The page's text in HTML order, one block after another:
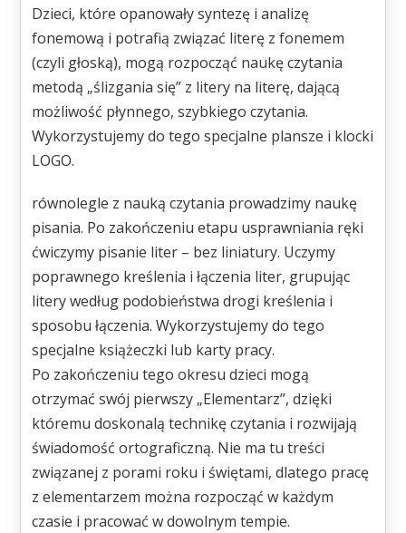
Dzieci, które opanowały syntezę i analizę
fonemową i potrafią związać literę z fonemem
(czyli głoską), mogą rozpocząć naukę czytania
metodą „ślizgania się” z litery na literę, dającą
możliwość płynnego, szybkiego czytania.
Wykorzystujemy do tego specjalne plansze i klocki
LOGO.
równolegle z nauką czytania prowadzimy naukę
pisania. Po zakończeniu etapu usprawniania ręki
ćwiczymy pisanie liter – bez liniatury. Uczymy
poprawnego kreślenia i łączenia liter, grupując
litery według podobieństwa drogi kreślenia i
sposobu łączenia. Wykorzystujemy do tego
specjalne książeczki lub karty pracy.
Po zakończeniu tego okresu dzieci mogą
otrzymać swój pierwszy „Elementarz”, dzięki
któremu doskonalą technikę czytania i rozwijają
świadomość ortograficzną. Nie ma tu treści
związanej z porami roku i świętami, dlatego pracę
z elementarzem można rozpocząć w każdym
czasie i pracować w dowolnym tempie.